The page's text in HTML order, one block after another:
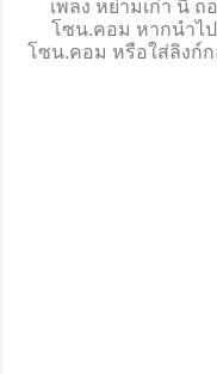
เพลง หย่ามเก่า นี้
โซน.คอม หากนำไ
โซน.คอม หรือใส่ลิงก์